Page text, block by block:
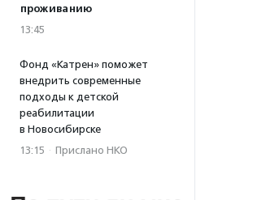
проживанию
13:45
Фонд «Катрен» поможет
внедрить современные
подходы к детской
реабилитации
в Новосибирске
13:15 · Прислано НКО